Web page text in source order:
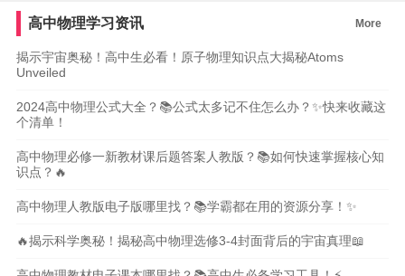
高中物理学习资讯 More
揭示宇宙奥秘！高中生必看！原子物理知识点大揭秘Atoms
Unveiled
2024高中物理公式大全？📚公式太多记不住怎么办？✨快来收藏这
个清单！
高中物理必修一新教材课后题答案人教版？📚如何快速掌握核心知
识点？🔥
高中物理人教版电子版哪里找？📚学霸都在用的资源分享！✨
🔥揭示科学奥秘！揭秘高中物理选修3-4封面背后的宇宙真理📖